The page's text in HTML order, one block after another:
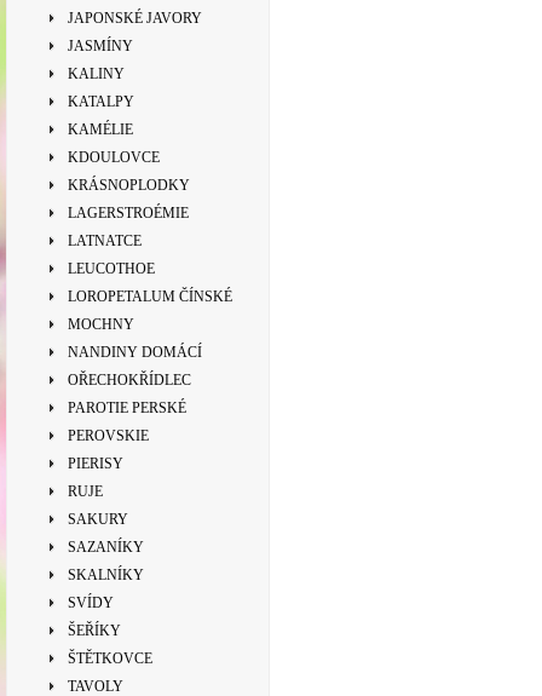
JAPONSKÉ JAVORY
JASMÍNY
KALINY
KATALPY
KAMÉLIE
KDOULOVCE
KRÁSNOPLODKY
LAGERSTROÉMIE
LATNATCE
LEUCOTHOE
LOROPETALUM ČÍNSKÉ
MOCHNY
NANDINY DOMÁCÍ
OŘECHOKŘÍDLEC
PAROTIE PERSKÉ
PEROVSKIE
PIERISY
RUJE
SAKURY
SAZANÍKY
SKALNÍKY
SVÍDY
ŠEŘÍKY
ŠTĚTKOVCE
TAVOLY